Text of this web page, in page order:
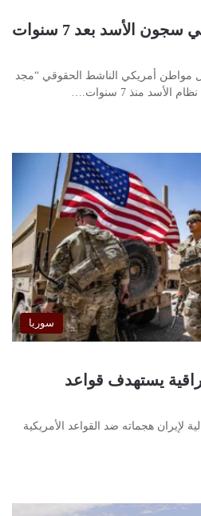
وفاة مواطن أمريكي في سجون الأسد بعد 7 سنوات
مواطن أمريكي الناشط الحقوقي “مجد
منذ 7 سنوات.…
سوريا
يستهدف قواعد
لإيران هجماته ضد القواعد الأمريكية